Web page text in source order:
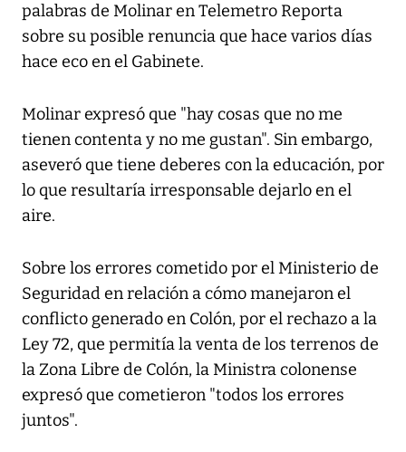
palabras de Molinar en Telemetro Reporta
sobre su posible renuncia que hace varios días
hace eco en el Gabinete.
Molinar expresó que "hay cosas que no me
tienen contenta y no me gustan". Sin embargo,
aseveró que tiene deberes con la educación, por
lo que resultaría irresponsable dejarlo en el
aire.
Sobre los errores cometido por el Ministerio de
Seguridad en relación a cómo manejaron el
conflicto generado en Colón, por el rechazo a la
Ley 72, que permitía la venta de los terrenos de
la Zona Libre de Colón, la Ministra colonense
expresó que cometieron "todos los errores
juntos".